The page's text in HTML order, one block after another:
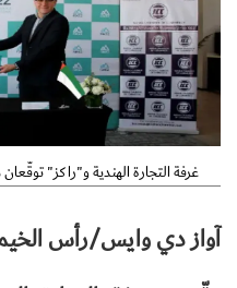
غرفة التجارة الهندية و"راكز"
آواز دي وايس/رأس